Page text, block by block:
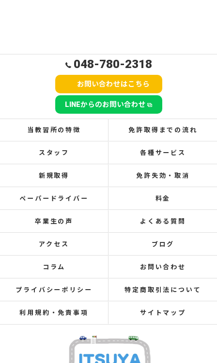
048-780-2318
お問い合わせはこちら
LINEからのお問い合わせ
当教習所の特徴 免許取得までの流れ
スタッフ 各種サービス
新規取得 免許失効・取消
ペーパードライバー 料金
卒業生の声 よくある質問
アクセス ブログ
コラム お問い合わせ
プライバシーポリシー 特定商取引法について
利用規約・免責事項 サイトマップ